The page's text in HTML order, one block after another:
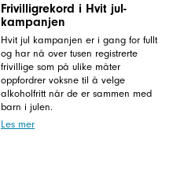
Frivilligrekord i Hvit jul-
kampanjen
Hvit jul kampanjen er i gang for fullt
og har nå over tusen registrerte
frivillige som på ulike måter
oppfordrer voksne til å velge
alkoholfritt når de er sammen med
barn i julen.
Les mer